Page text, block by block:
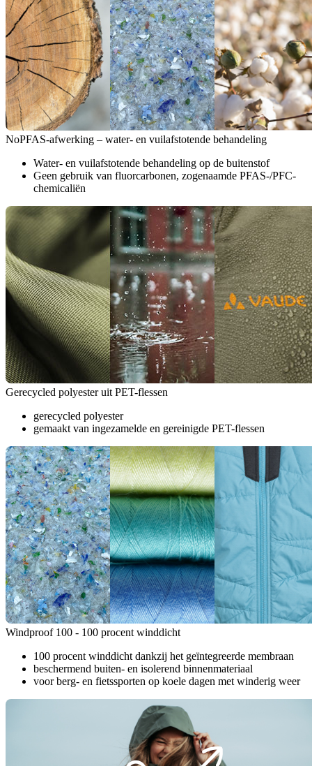
NoPFAS-afwerking – water- en vuilafstotende behandeling
Water- en vuilafstotende behandeling op de buitenstof
Geen gebruik van fluorcarbonen, zogenaamde PFAS-/PFC-
chemicaliën
Gerecycled polyester uit PET-flessen
gerecycled polyester
gemaakt van ingezamelde en gereinigde PET-flessen
Windproof 100 - 100 procent winddicht
100 procent winddicht dankzij het geïntegreerde membraan
beschermend buiten- en isolerend binnenmateriaal
voor berg- en fietssporten op koele dagen met winderig weer